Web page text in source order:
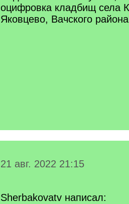
оцифровка кладбищ села
Яковцево, Вачского
21 авг. 2022 21:15
Sherbakovatv написал: